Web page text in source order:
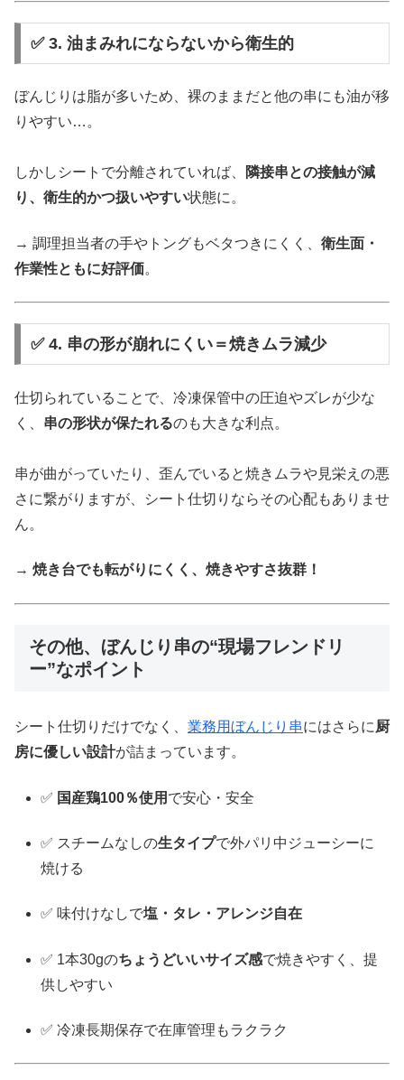
✅ 3. 油まみれにならないから衛生的
ぼんじりは脂が多いため、裸のままだと他の串にも油が移
りやすい…。
しかしシートで分離されていれば、
隣接串との接触が減
り、衛生的かつ扱いやすい状態に。
→ 調理担当者の手やトングもベタつきにくく、 衛生面・
作業性ともに好評価。
✅ 4. 串の形が崩れにくい＝焼きムラ減少
仕切られていることで、冷凍保管中の圧迫やズレが少な
く、 串の形状が保たれるのも大きな利点。
串が曲がっていたり、歪んでいると焼きムラや見栄えの悪
さに繋がりますが、シート仕切りならその心配もありませ
ん。
→ 焼き台でも転がりにくく、焼きやすさ抜群！
その他、ぼんじり串の“現場フレンドリ
ー”なポイント
シート仕切りだけでなく、 業務用ぼんじり串にはさらに 厨
房に優しい設計が詰まっています。
✅ 国産鶏100％使用 で安心・安全
✅ スチームなしの生タイプで外パリ中ジューシーに
焼ける
✅ 味付けなしで塩・タレ・アレンジ自在
✅ 1本30gのちょうどいいサイズ感で焼きやすく、提
供しやすい
✅ 冷凍長期保存で在庫管理もラクラク